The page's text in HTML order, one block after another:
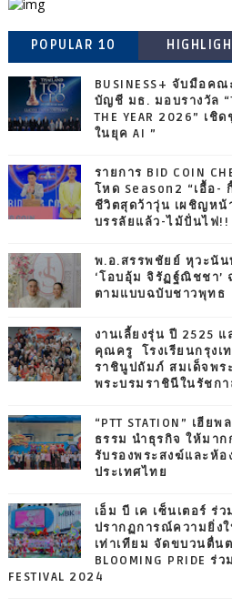
POPULAR 10
BUSINESS+ จับมือค
บัญชี มธ. มอบรางวัล
THE YEAR 2026” เชิ
ในยุค AI ”
รายการ BID COIN
โหด Season2 “เอื้อ-
ชีวิตสุดว้าวุ่น เผชิญหน้
บรรลัยแล้ว-ไม้ปั่นไฟ!!
พ.อ.สรรพชัยย์ หุวะนัน
‘โอบอุ้ม จิรัฏฐ์ณิชชา’
ตามแบบฉบับชาวพุทธ
งานเลี้ยงรุ่น ปี 2525
คุณครู โรงเรียนกรุงเ
ราชินูปถัมภ์ สมเด็จพร
พระบรมราชินีในรัชกา
“PTT STATION” เฮี
ธรรม นำธุรกิจ ให้มา
รับรองพระสงฆ์และห้อ
ประเทศไทย
เอ็ม บี เค เซ็นเตอร์ ร่
ปรากฏการณ์ความยิ่ง
เท่าเทียม จัดขบวนตื่นต
BLOOMING PRIDE ร่
FESTIVAL 2024